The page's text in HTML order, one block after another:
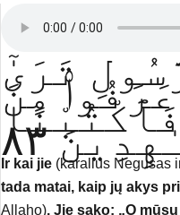
تَرَىٰٓ
مِنَ
٨٣Ir kai jie (karalius Negusas
tada matai, kaip jų akys
Allaho). Jie sako: „O mūsų